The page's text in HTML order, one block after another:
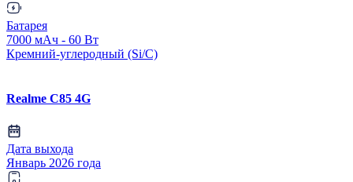
Батарея
7000 мАч - 60 Вт
Кремний-углеродный (Si/C)
Realme C85 4G
Дата выхода
Январь 2026 года